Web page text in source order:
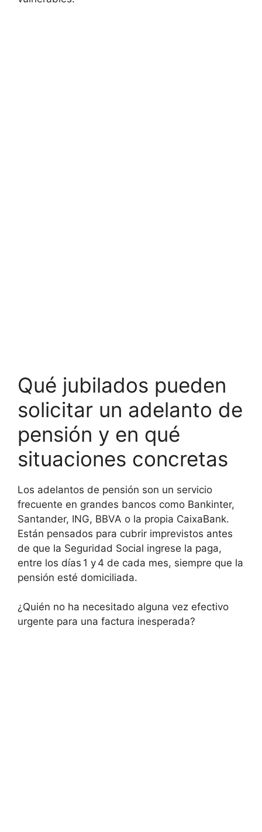
Qué jubilados pueden
solicitar un adelanto de
pensión y en qué
situaciones concretas
Los adelantos de pensión son un servicio
frecuente en grandes bancos como Bankinter,
Santander, ING, BBVA o la propia CaixaBank.
Están pensados para cubrir imprevistos antes
de que la Seguridad Social ingrese la paga,
entre los días 1 y 4 de cada mes, siempre que la
pensión esté domiciliada.
¿Quién no ha necesitado alguna vez efectivo
urgente para una factura inesperada?